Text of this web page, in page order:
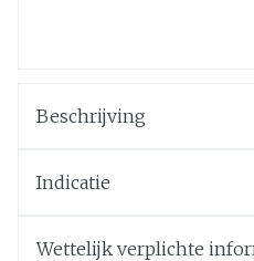
Beschrijving
Indicatie
DE NEUS VRIJMAKEN
Wettelijk verplichte